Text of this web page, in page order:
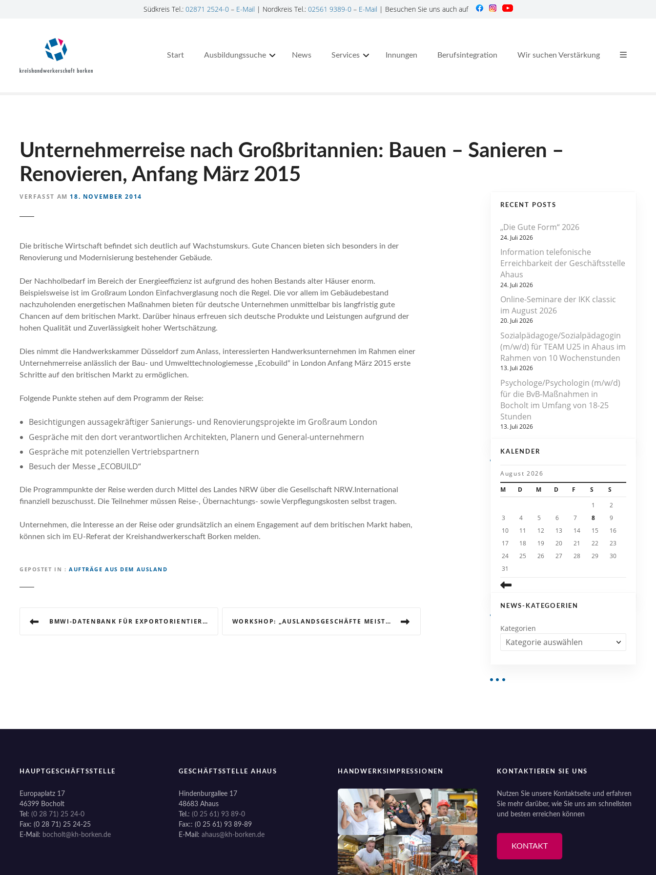
Südkreis Tel.: 02871 2524-0– E-Mail | Nordkreis Tel.: 02561 9389-0– E-Mail | Besuchen Sie uns auch auf
Start Ausbildungssuche News Services Innungen Berufsintegration Wir suchen Verstärkung
Unternehmerreise nach Großbritannien: Bauen – Sanieren –
Renovieren, Anfang März 2015
VERFASST AM 18. NOVEMBER 2014
Die britische Wirtschaft befindet sich deutlich auf Wachstumskurs. Gute Chancen bieten sich besonders in der
Renovierung und Modernisierung bestehender Gebäude.
Der Nachholbedarf im Bereich der Energieeffizienz ist aufgrund des hohen Bestands alter Häuser enorm.
Beispielsweise ist im Großraum London Einfachverglasung noch die Regel. Die vor allem im Gebäudebestand
nachzuholenden energetischen Maßnahmen bieten für deutsche Unternehmen unmittelbar bis langfristig gute
Chancen auf dem britischen Markt. Darüber hinaus erfreuen sich deutsche Produkte und Leistungen aufgrund der
hohen Qualität und Zuverlässigkeit hoher Wertschätzung.
Dies nimmt die Handwerkskammer Düsseldorf zum Anlass, interessierten Handwerksunternehmen im Rahmen einer
Unternehmerreise anlässlich der Bau- und Umwelttechnologiemesse „Ecobuild“ in London Anfang März 2015 erste
Schritte auf den britischen Markt zu ermöglichen.
Folgende Punkte stehen auf dem Programm der Reise:
Besichtigungen aussagekräftiger Sanierungs- und Renovierungsprojekte im Großraum London
Gespräche mit den dort verantwortlichen Architekten, Planern und General-unternehmern
Gespräche mit potenziellen Vertriebspartnern
Besuch der Messe „ECOBUILD“
Die Programmpunkte der Reise werden durch Mittel des Landes NRW über die Gesellschaft NRW.International
finanziell bezuschusst. Die Teilnehmer müssen Reise-, Übernachtungs- sowie Verpflegungskosten selbst tragen.
Unternehmen, die Interesse an der Reise oder grundsätzlich an einem Engagement auf dem britischen Markt haben,
können sich im EU-Referat der Kreishandwerkerschaft Borken melden.
GEPOSTET IN AUFTRÄGE AUS DEM AUSLAND
n
a
v
i
BMWI-DATENBANK FÜR EXPORTORIENTIERTE BETRIEBE IM BEREICH ENERGIEEFFIZIENZ WORKSHOP: „AUSLANDSGESCHÄFTE MEISTERN, GRENZENLOS ERFOLGREICH“ AM 24.02.2015 IN MÜNSTER
RECENT POSTS
„Die Gute Form“ 2026
24. Juli 2026
Information telefonische
Erreichbarkeit der Geschäftsstelle
Ahaus
24. Juli 2026
Online-Seminare der IKK classic
im August 2026
20. Juli 2026
Sozialpädagoge/Sozialpädagogin
(m/w/d) für TEAM U25 in Ahaus im
Rahmen von 10 Wochenstunden
13. Juli 2026
Psychologe/Psychologin (m/w/d)
für die BvB-Maßnahmen in
Bocholt im Umfang von 18-25
Stunden
13. Juli 2026
KALENDER
August 2026
M
D M D F S
S
1
2
3
4 5 6 7 8
9
10
11 12 13 14 15
16
17
18 19 20 21 22
23
24
25 26 27 28 29
30
31
NEWS-KATEGOERIEN
Kategorien
HAUPTGESCHÄFTSSTELLE
Europaplatz 17
46399 Bocholt
Tel: (0 28 71) 25 24-0
Fax: (0 28 71) 25 24-25
E-Mail: bocholt@kh-borken.de
GESCHÄFTSSTELLE AHAUS
Hindenburgallee 17
48683 Ahaus
Tel.: (0 25 61) 93 89-0
Fax:: (0 25 61) 93 89-89
E-Mail: ahaus@kh-borken.de
HANDWERKSIMPRESSIONEN KONTAKTIEREN SIE UNS
Nutzen Sie unsere Kontaktseite und erfahren
Sie mehr darüber, wie Sie uns am schnellsten
und besten erreichen können
KONTAKT